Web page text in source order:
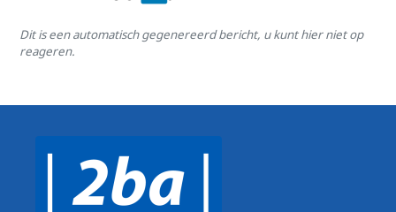
Dit is een automatisch gegenereerd bericht, u kunt hier niet op
reageren.